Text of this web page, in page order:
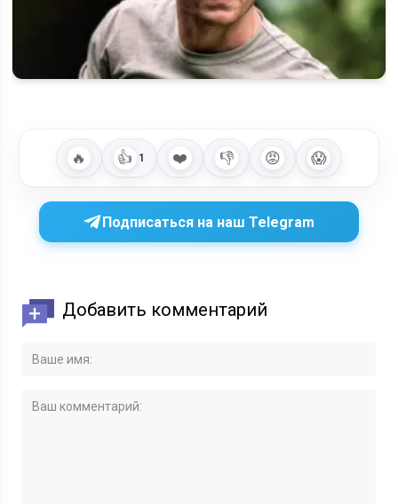
🔥 👍 1 ❤️ 👎 😡 😱
Подписаться на наш Telegram
Добавить комментарий